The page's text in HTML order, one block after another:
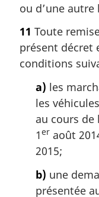
ou d’une autre
11 Toute
présent décret
conditions
a) les
les
au cours
1er août
2015;
b) une
présentée